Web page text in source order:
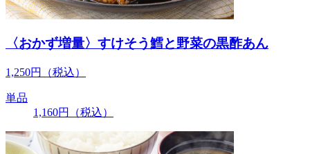
〈おかず増量〉すけそう鱈と野菜の黒酢あん
1,250円 （税込）
単品
1,160円 （税込）